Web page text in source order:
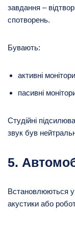
завдання –
спотворень.
Бувають:
активні
пасивні
Студійні
звук був
5.
Встановлюються
акустики або